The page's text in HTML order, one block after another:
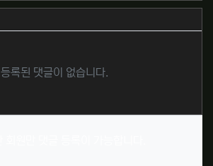
등록된 댓글이 없습니다.